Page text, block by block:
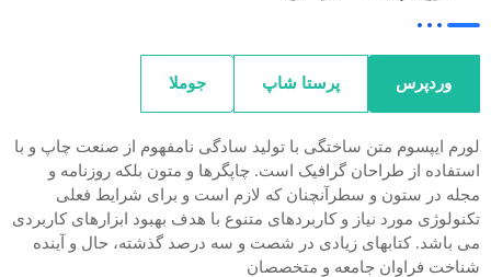
وردپرس پرستا شاپ جوملا
لورم ایپسوم متن ساختگی با تولید سادگی نامفهوم از صنعت چاپ و با
استفاده از طراحان گرافیک است. چاپگرها و متون بلکه روزنامه و
مجله در ستون و سطرآنچنان که لازم است و برای شرایط فعلی
تکنولوژی مورد نیاز و کاربردهای متنوع با هدف بهبود ابزارهای کاربردی
می باشد. کتابهای زیادی در شصت و سه درصد گذشته، حال و آینده
شناخت فراوان جامعه و متخصصان